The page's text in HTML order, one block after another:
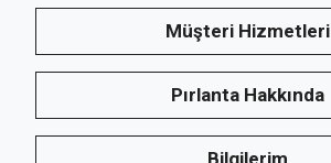
Müşteri Hizmetleri
Pırlanta Hakkında
Bilgilerim